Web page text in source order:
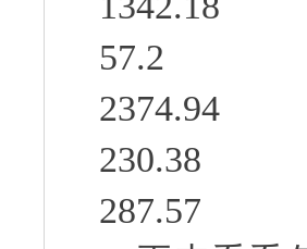
57.2
2374.94
230.38
287.57